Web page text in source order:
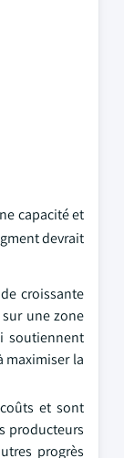
capacité et
devrait
croissante
une zone
soutiennent
maximiser la
et sont
producteurs
progrès